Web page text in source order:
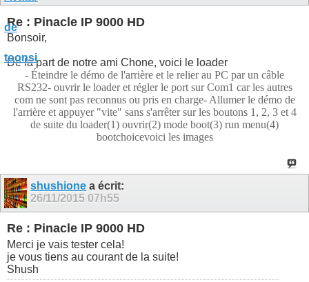
Re : Pinacle IP 9000 HD
Bonsoir,
De la part de notre ami Chone, voici le loader
- Éteindre le démo de l'arrière et le relier au PC par un câble
RS232- ouvrir le loader et régler le port sur Com1 car les autres
com ne sont pas reconnus ou pris en charge- Allumer le démo de
l'arrière et appuyer "vite" sans s'arrêter sur les boutons 1, 2, 3 et 4
de suite du loader(1) ouvrir(2) mode boot(3) run menu(4)
bootchoicevoici les images
shushione a écrit:
26/11/2015 07h55
Re : Pinacle IP 9000 HD
Merci je vais tester cela!
je vous tiens au courant de la suite!
Shush